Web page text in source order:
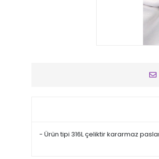
- Ürün tipi 316L çeliktir kararmaz